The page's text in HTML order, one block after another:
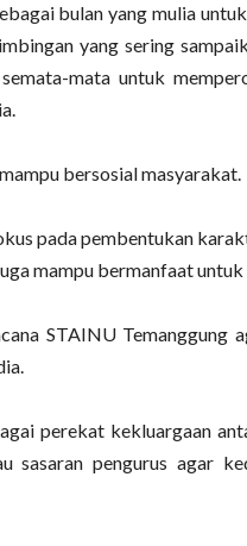
bulan yang mulia
yang sering
mata untuk
bersosial masyarakat.
pada pembentukan
mampu bermanfaat untuk
STAINU Temanggung
perekat kekluargaan
pengurus agar